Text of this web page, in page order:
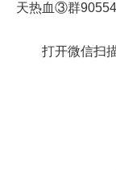
天热血③群
打开微信扫